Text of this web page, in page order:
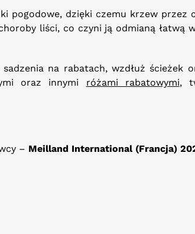
pogodowe, dzięki czemu krzew przez
liści, co czyni ją odmianą łatwą
na rabatach, wzdłuż ścieżek
oraz innymi różami rabatowymi,
– Meilland International (Francja)